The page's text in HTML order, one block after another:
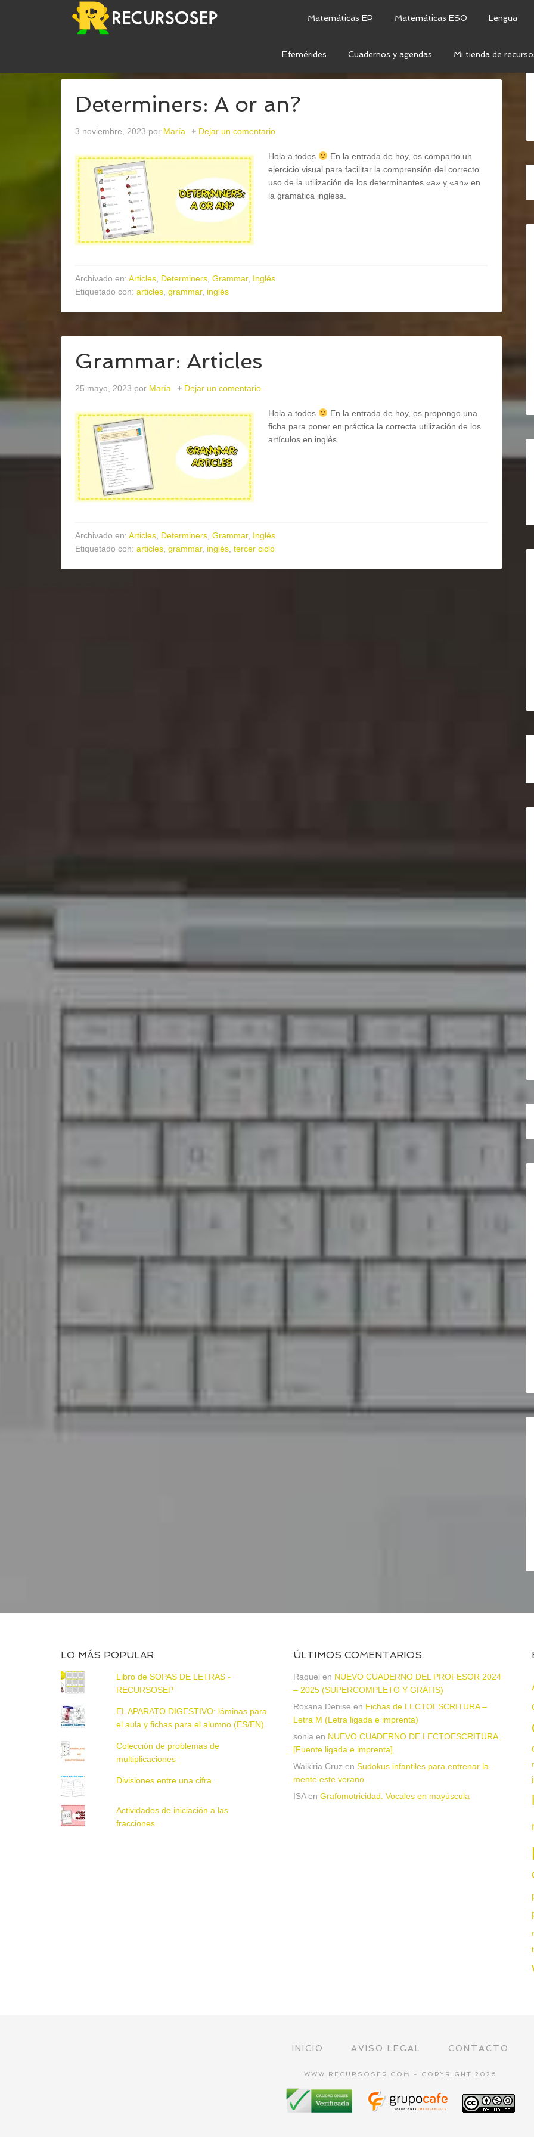
Matemáticas EP Matemáticas ESO Lengua
Efemérides Cuadernos y agendas Mi tienda de
Determiners: A or an?
3 noviembre, 2023 por María Dejar un comentario
Hola a todos
En la entrada de hoy, os comparto un
ejercicio visual para facilitar la comprensión del correcto
uso de la utilización de los determinantes «a» y «an» en
la gramática inglesa.
Archivado en: Articles Determiners Grammar, Inglés
Etiquetado con: articles grammar, inglés
Grammar: Articles
25 mayo, 2023 por María Dejar un comentario
Hola a todos
En la entrada de hoy, os propongo una
ficha para poner en práctica la correcta utilización de los
artículos en inglés.
Archivado en: Articles Determiners Grammar, Inglés
Etiquetado con: articles grammar, inglés tercer ciclo
LO MÁS POPULAR
Libro de SOPAS DE LETRAS -
RECURSOSEP
EL APARATO DIGESTIVO: láminas para
el aula y fichas para el alumno (ES/EN)
Colección de problemas de
multiplicaciones
Divisiones entre una cifra
Actividades de iniciación a las
fracciones
ÚLTIMOS COMENTARIOS
Raquel en NUEVO CUADERNO DEL PROFESOR 2024
– 2025 (SUPERCOMPLETO Y GRATIS)
Roxana Denise en Fichas de LECTOESCRITURA –
Letra M (Letra ligada e imprenta)
sonia en NUEVO CUADERNO DE LECTOESCRITURA
[Fuente ligada e imprenta]
Walkiria Cruz en Sudokus infantiles para entrenar la
mente este verano
ISAen Grafomotricidad. Vocales en mayúscula
INICIO AVISO LEGAL CONTACTO
WWW.RECURSOSEP.COM - COPYRIGHT 2026